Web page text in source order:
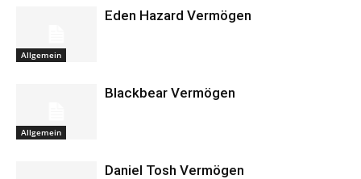
Allgemein
Eden Hazard Vermögen
Allgemein
Blackbear Vermögen
Daniel Tosh Vermögen